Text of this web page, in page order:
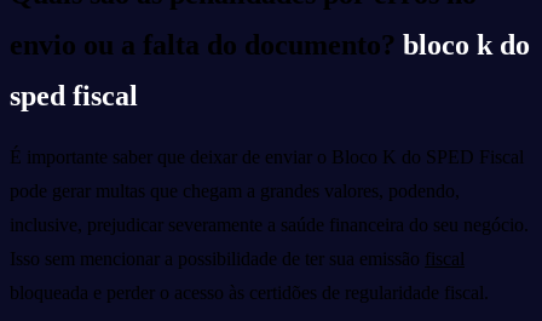
envio ou a falta do documento? bloco k do
sped fiscal
É importante saber que deixar de enviar o Bloco K do SPED Fiscal
pode gerar multas que chegam a grandes valores, podendo,
inclusive, prejudicar severamente a saúde financeira do seu negócio.
Isso sem mencionar a possibilidade de ter sua emissão fiscal
bloqueada e perder o acesso às certidões de regularidade fiscal.